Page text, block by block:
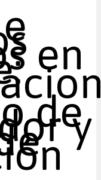
en
dey